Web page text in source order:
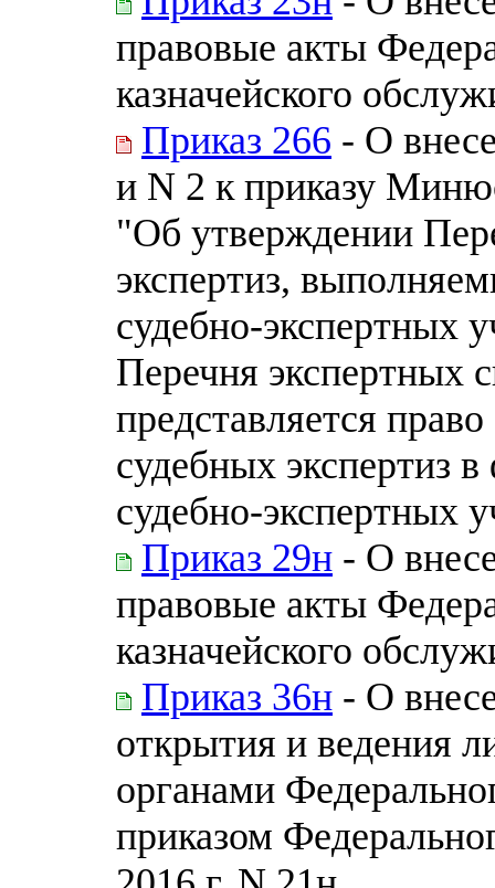
правовые акты
казначейского
Приказ 266 - О
и N 2 к приказу
"Об утверждении
экспертиз,
судебно-экспертных
Перечня экспертных
представляется
судебных экспертиз
судебно-экспертных
Приказ 29н - О
правовые акты
казначейского
Приказ 36н - О
открытия и ведения
органами
приказом